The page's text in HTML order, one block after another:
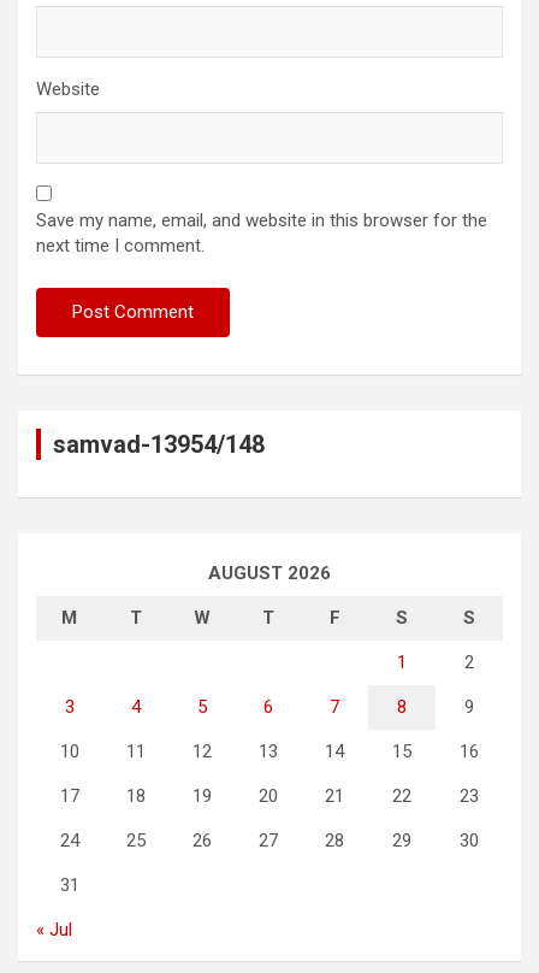
Website
Save my name, email, and website in this browser for the
next time I comment.
samvad-13954/148
AUGUST 2026
M T W T F S S
1 2
3 4 5 6 7 8 9
10 11 12 13 14 15 16
17 18 19 20 21 22 23
24 25 26 27 28 29 30
31
« Jul